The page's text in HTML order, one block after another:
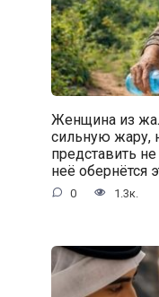
Женщина из
сильную жару,
представить
неё обернётся
0 1.3к.